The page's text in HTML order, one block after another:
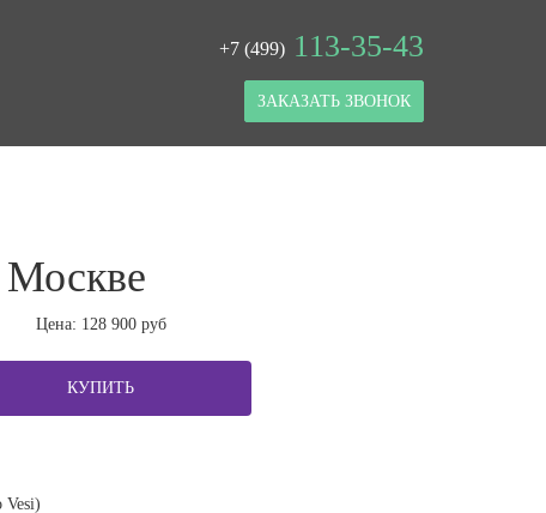
+7 (499) 113-35-43
ЗАКАЗАТЬ ЗВОНОК
Москве
Цена: 128 900руб
КУПИТЬ
Vesi)